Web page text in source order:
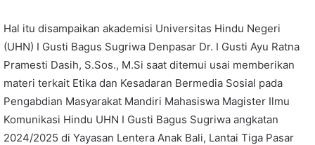
Hal itu disampaikan akademisi Universitas Hindu Negeri
(UHN) I Gusti Bagus Sugriwa Denpasar Dr. I Gusti Ayu Ratna
Pramesti Dasih, S.Sos., M.Si saat ditemui usai memberikan
materi terkait Etika dan Kesadaran Bermedia Sosial pada
Pengabdian Masyarakat Mandiri Mahasiswa Magister Ilmu
Komunikasi Hindu UHN I Gusti Bagus Sugriwa angkatan
2024/2025 di Yayasan Lentera Anak Bali, Lantai Tiga Pasar